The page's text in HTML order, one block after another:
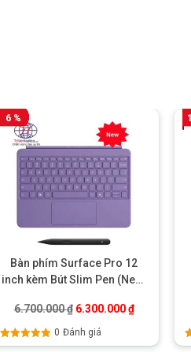
là: 2.600.000 ₫.
6 %
Bàn phím Surface Pro 12
inch kèm Bút Slim Pen (New)
6.700.000₫ Giá gốc là: 6.700.000 ₫.
6.300.000₫Giá hiện
Được xếp
0 Đánh giá